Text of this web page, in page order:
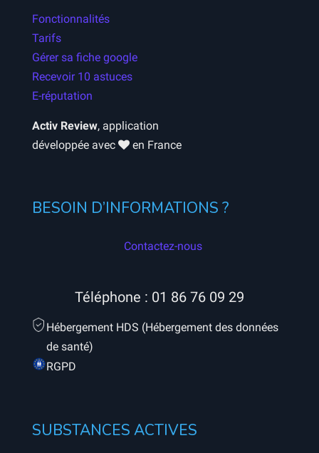
Fonctionnalités
Tarifs
Gérer sa fiche google
Recevoir 10 astuces
E-réputation
Activ Review, application
développée avec
en France
BESOIN D’INFORMATIONS ?
Contactez-nous
Téléphone : 01 86 76 09 29
Hébergement HDS (Hébergement des données
de santé)
RGPD
SUBSTANCES ACTIVES